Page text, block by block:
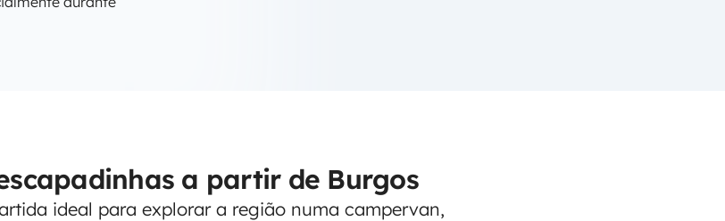
a partir de Burgos
ideal para explorar a região numa campervan,